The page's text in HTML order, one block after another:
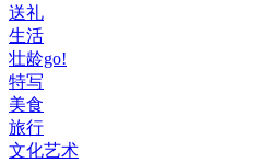
送礼
生活
壮龄go!
特写
美食
旅行
文化艺术